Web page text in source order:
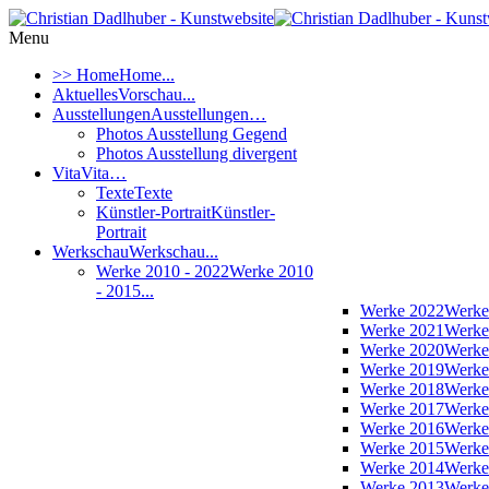
Menu
>> HomeHome...
AktuellesVorschau...
AusstellungenAusstellungen…
Photos Ausstellung Gegend
Photos Ausstellung divergent
VitaVita…
TexteTexte
Künstler-PortraitKünstler-
Portrait
WerkschauWerkschau...
Werke 2010 - 2022Werke 2010
- 2015...
Werke 2022
Werke 2021
Werke 2020
Werke 2019
Werke 2018
Werke 2017
Werke 2016
Werke 2015
Werke 2014